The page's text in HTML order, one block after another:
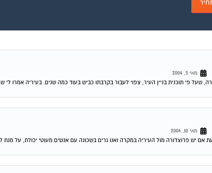
מאי 5, 2004
שעל פי תוכנית בניין העיר, צפוי לעבור בקרבתו כביש בעוד כמה שנים. בעיריה אמרו לי
מאי 10, 2004
אם יש פרוצדורה מול העיריה במקרה ואנו גרים בשכונה עם אנשים מעוטי יכולת, על